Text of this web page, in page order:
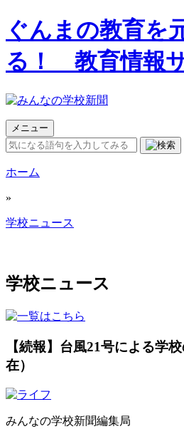
ぐんまの教育を
る！ 教育情報
メニュー
ホーム
»
学校ニュース
学校ニュース
【続報】台風21号による学
在）
みんなの学校新聞編集局